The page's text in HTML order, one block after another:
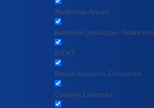
Auditórias Anuais
Banco de Legislação - Financeiro
BIEXT
Bolsas Assuntos Estudantis
Caderno Extensão